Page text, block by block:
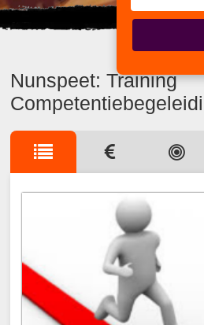
Uit het verleden kun
Nunspeet: Training